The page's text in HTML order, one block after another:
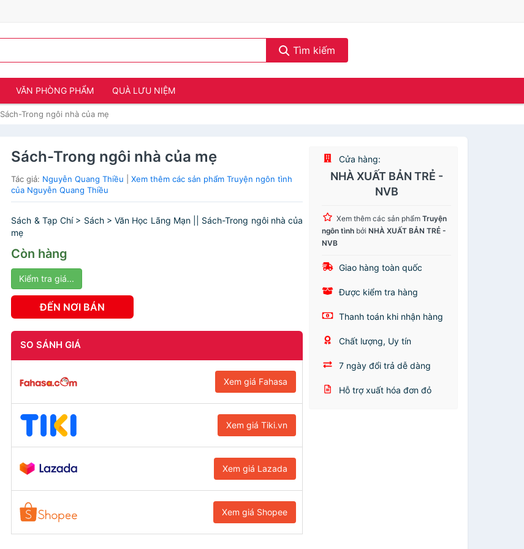
Tìm kiếm
VĂN PHÒNG PHẨM QUÀ LƯU NIỆM
Sách-Trong ngôi nhà của mẹ
Sách-Trong ngôi nhà của mẹ
Tác giả: Nguyễn Quang Thiều |Xem thêm các sản phẩm Truyện ngôn tình
của Nguyễn Quang Thiều
Sách & Tạp Chí > Sách > Văn Học Lãng Mạn || Sách-Trong ngôi nhà của
mẹ
Còn hàng
Kiểm tra giá...
ĐẾN NƠI BÁN
SO SÁNH GIÁ
Xem giá Fahasa
Xem giá Tiki.vn
Xem giá Lazada
Xem giá Shopee
Cửa hàng:
NHÀ XUẤT BẢN TRẺ -
NVB
Xem thêm các sản phẩmTruyện
ngôn tình bởiNHÀ XUẤT BẢN TRẺ -
NVB
Giao hàng toàn quốc
Được kiểm tra hàng
Thanh toán khi nhận hàng
Chất lượng, Uy tín
7 ngày đổi trả dễ dàng
Hỗ trợ xuất hóa đơn đỏ